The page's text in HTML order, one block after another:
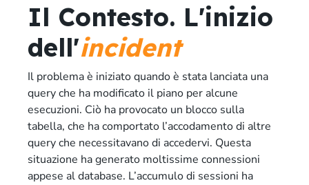
Il Contesto. L'inizio
dell'incident
Il problema è iniziato quando è stata lanciata una
query che ha modificato il piano per alcune
esecuzioni. Ciò ha provocato un blocco sulla
tabella, che ha comportato l’accodamento di altre
query che necessitavano di accedervi. Questa
situazione ha generato moltissime connessioni
appese al database. L’accumulo di sessioni ha